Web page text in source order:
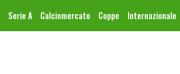
Serie A Calciomercato Coppe Internazionale